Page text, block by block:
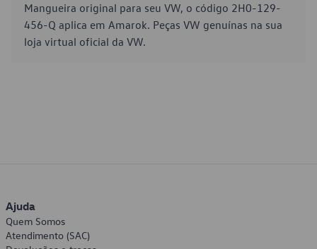
Mangueira original para seu VW, o código 2H0-129-
456-Q aplica em Amarok. Peças VW genuínas na sua
loja virtual oficial da VW.
Ajuda
Quem Somos
Atendimento (SAC)